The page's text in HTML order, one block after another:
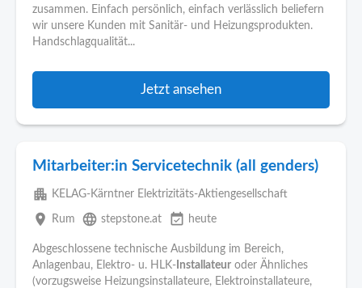
zusammen. Einfach persönlich, einfach verlässlich beliefern
wir unsere Kunden mit Sanitär- und Heizungsprodukten.
Handschlagqualität...
Jetzt ansehen
Mitarbeiter:in Servicetechnik (all genders)
apartment KELAG-Kärntner Elektrizitäts-Aktiengesellschaft
place Rum language stepstone.at event_available heute
Abgeschlossene technische Ausbildung im Bereich,
Anlagenbau, Elektro- u. HLK- Installateur oder Ähnliches
(vorzugsweise Heizungsinstallateure, Elektroinstallateure,